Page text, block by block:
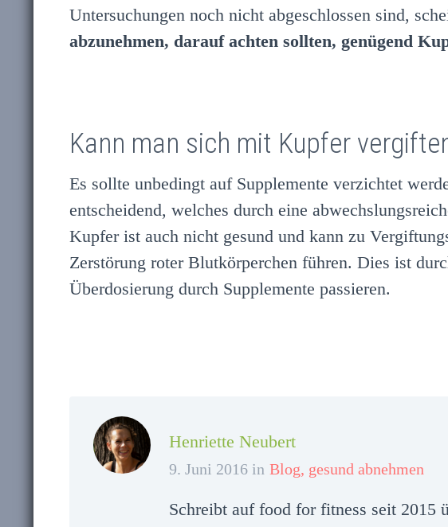
Untersuchungen noch nicht abgeschlossen sind,
abzunehmen, darauf achten sollten, genügend
Kann man sich mit Kupfer
Es sollte unbedingt auf Supplemente verzichtet
entscheidend, welches durch eine
Kupfer ist auch nicht gesund und kann zu
Zerstörung roter Blutkörperchen führen. Dies ist
Überdosierung durch Supplemente passieren.
Henriette Neubert
9. Juni 2016 in Blog, gesund abnehmen
Schreibt auf food for fitness seit 2015